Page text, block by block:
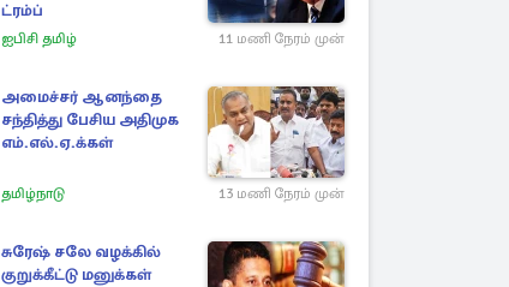
ட்ரம்ப்
ஐபிசி தமிழ் 11 மணி நேரம் முன்
அமைச்சர் ஆனந்தை
சந்தித்து பேசிய அதிமுக
எம்.எல்.ஏ.க்கள்
தமிழ்நாடு 13 மணி நேரம் முன்
சுரேஷ் சலே வழக்கில்
குறுக்கீட்டு மனுக்கள்